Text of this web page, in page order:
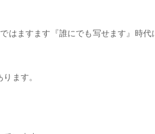
はますます『誰にでも写せます』時
ます。